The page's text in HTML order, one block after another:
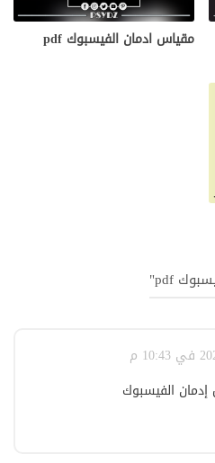
مقياس ادمان الفيسبوك pdf
الفيسبوك